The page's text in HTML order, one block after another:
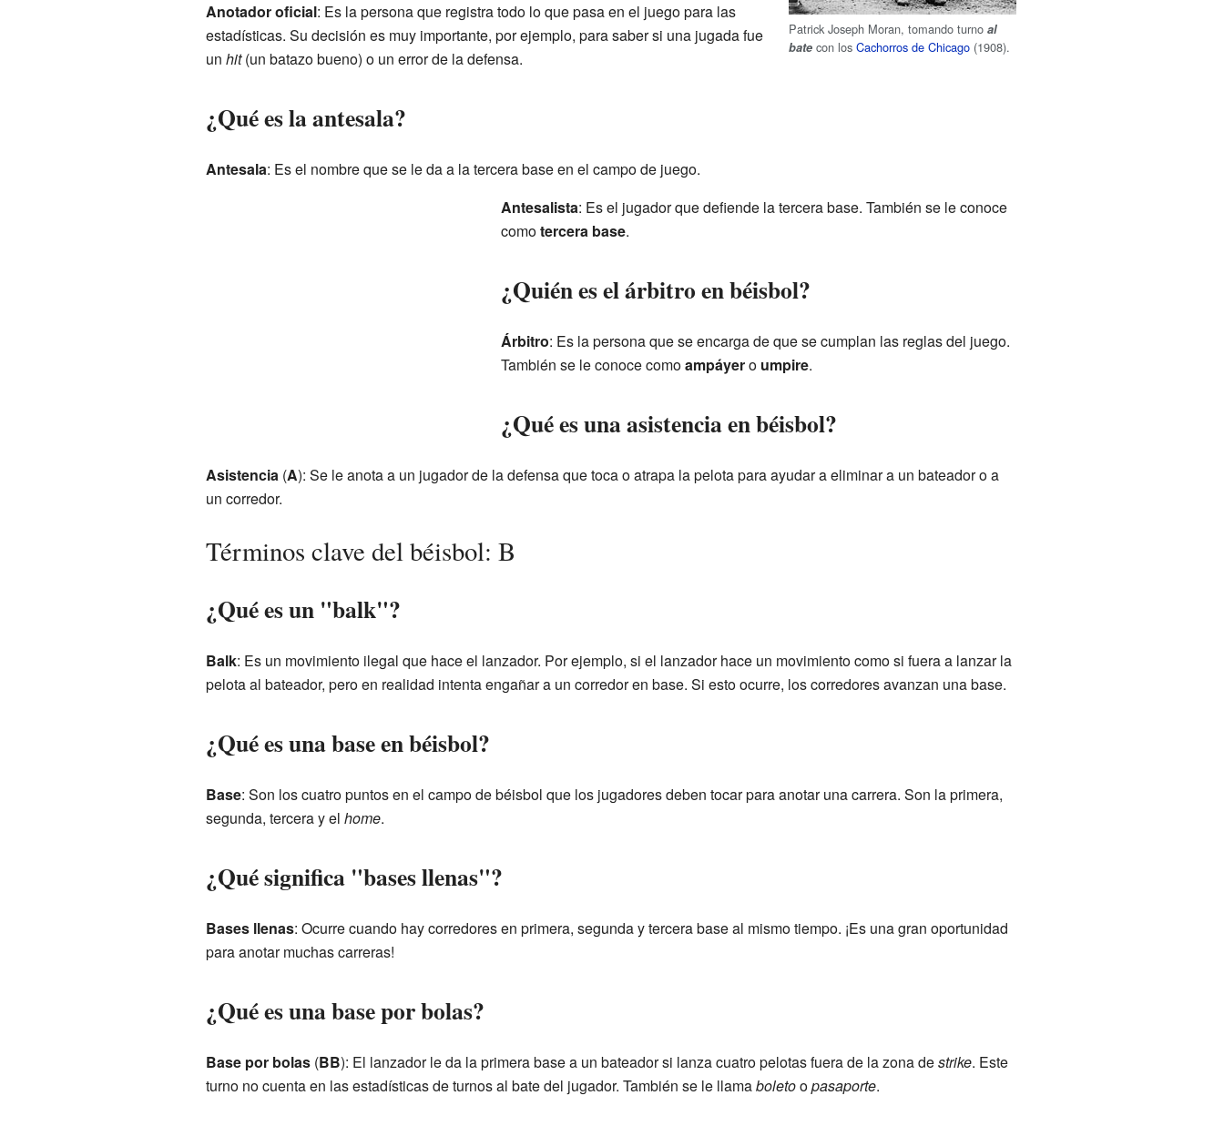
Patrick Joseph Moran, tomando turnoal
bate con losCachorros de Chicago (1908).
Anotador oficial: Es la persona que registra todo lo que pasa en el juego para las
estadísticas. Su decisión es muy importante, por ejemplo, para saber si una jugada fue
un hit(un batazo bueno) o un error de la defensa.
¿Qué es la antesala?
Antesala: Es el nombre que se le da a la tercera base en el campo de juego.
Antesalista: Es el jugador que defiende la tercera base. También se le conoce
comotercera base.
¿Quién es el árbitro en béisbol?
Árbitro: Es la persona que se encarga de que se cumplan las reglas del juego.
También se le conoce comoampáyero umpire.
¿Qué es una asistencia en béisbol?
Asistencia(A): Se le anota a un jugador de la defensa que toca o atrapa la pelota para ayudar a eliminar a un bateador o a
un corredor.
Términos clave del béisbol: B
¿Qué es un "balk"?
Balk: Es un movimiento ilegal que hace el lanzador. Por ejemplo, si el lanzador hace un movimiento como si fuera a lanzar la
pelota al bateador, pero en realidad intenta engañar a un corredor en base. Si esto ocurre, los corredores avanzan una base.
¿Qué es una base en béisbol?
Base: Son los cuatro puntos en el campo de béisbol que los jugadores deben tocar para anotar una carrera. Son la primera,
segunda, tercera y el home.
¿Qué significa "bases llenas"?
Bases llenas: Ocurre cuando hay corredores en primera, segunda y tercera base al mismo tiempo. ¡Es una gran oportunidad
para anotar muchas carreras!
¿Qué es una base por bolas?
Base por bolas(BB): El lanzador le da la primera base a un bateador si lanza cuatro pelotas fuera de la zona destrike. Este
turno no cuenta en las estadísticas de turnos al bate del jugador. También se le llamaboletoopasaporte.